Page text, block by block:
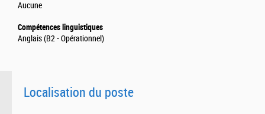
Aucune
Compétences linguistiques
Anglais (B2 - Opérationnel)
Localisation du poste